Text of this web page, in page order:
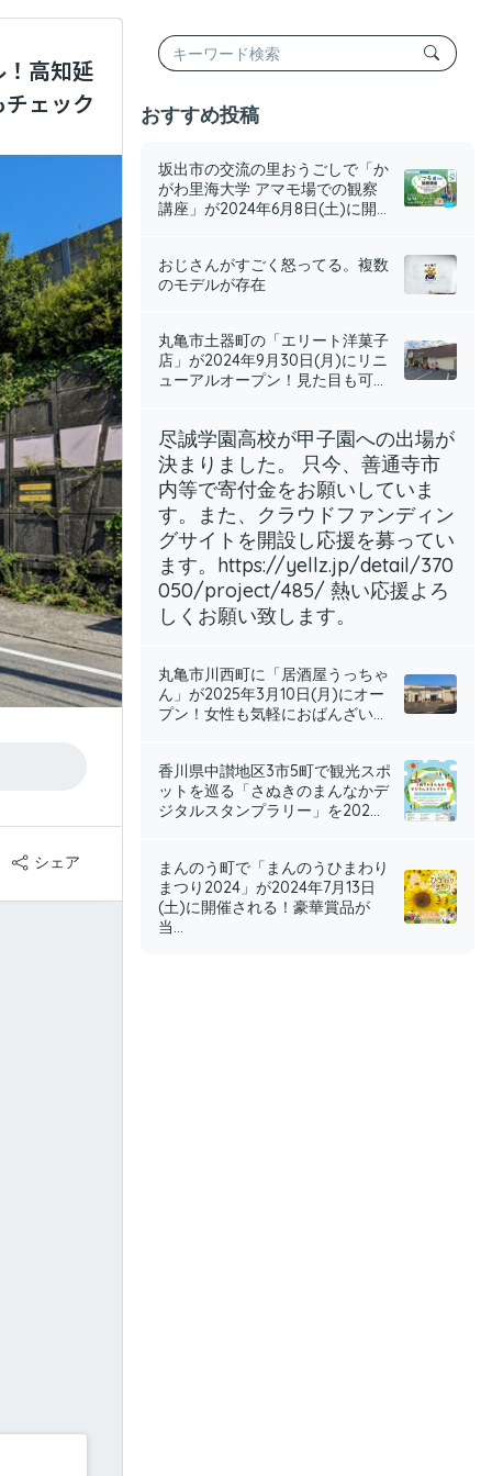
高知延
ェック
シェア
おすすめ投稿
坂出市の交流の里おうごしで「か
がわ里海大学 アマモ場での観察
講座」が2024年6月8日(土)に開...
おじさんがすごく怒ってる。複数
のモデルが存在
丸亀市土器町の「エリート洋菓子
店」が2024年9月30日(月)にリニ
ューアルオープン！見た目も可...
尽誠学園高校が甲子園への出場が
決まりました。 只今、善通寺市
内等で寄付金をお願いしていま
す。また、クラウドファンディン
グサイトを開設し応援を募ってい
ます。https://yellz.jp/detail/370
050/project/485/ 熱い応援よろ
しくお願い致します。
丸亀市川西町に「居酒屋うっちゃ
ん」が2025年3月10日(月)にオー
プン！女性も気軽におばんざい...
香川県中讃地区3市5町で観光スポ
ットを巡る「さぬきのまんなかデ
ジタルスタンプラリー」を202...
まんのう町で「まんのうひまわり
まつり2024」が2024年7月13日
(土)に開催される！豪華賞品が
当...